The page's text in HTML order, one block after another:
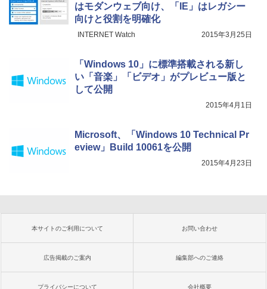
はモダンウェブ向け、「IE」はレガシー
向けと役割を明確化
INTERNET Watch 2015年3月25日
「Windows 10」に標準搭載される新し
い「音楽」「ビデオ」がプレビュー版と
して公開
2015年4月1日
Microsoft、「Windows 10 Technical Pr
eview」Build 10061を公開
2015年4月23日
本サイトのご利用について お問い合わせ
広告掲載のご案内 編集部へのご連絡
プライバシーについて 会社概要